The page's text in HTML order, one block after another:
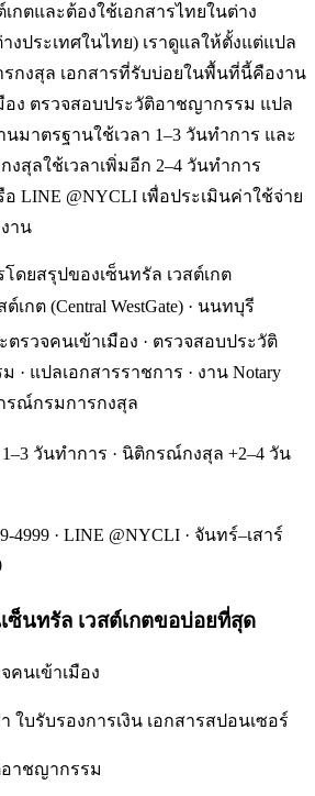
กตและต้องใช้เอกสารไทยในต่าง
งประเทศในไทย) เราดูแลให้ตั้งแต่แปล
กงสุล เอกสารที่รับบ่อยในพื้นที่นี้คืองาน
อง ตรวจสอบประวัติอาชญากรรม แปล
นมาตรฐานใช้เวลา 1–3 วันทำการ และ
สุลใช้เวลาเพิ่มอีก 2–4 วันทำการ
อ LINE @NYCLI เพื่อประเมินค่าใช้จ่าย
าน
ดยสรุปของเซ็นทรัล เวสต์เกต
ต์เกต (Central WestGate) · นนทบุรี
ตรวจคนเข้าเมือง · ตรวจสอบประวัติ
· แปลเอกสารราชการ · งาน Notary
กรณ์กรมการกงสุล
วันทำการ · นิติกรณ์กงสุล +2–4 วัน
4999 · LINE @NYCLI · จันทร์–เสาร์
เซ็นทรัล เวสต์เกตขอบ่อยที่สุด
คนเข้าเมือง
ใบรับรองการเงิน เอกสารสปอนเซอร์
าชญากรรม